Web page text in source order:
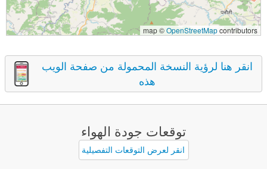
map ©OpenStreetMapcontributors
انقر هنا لرؤية النسخة المحمولة من صفحة الويب
هذه
توقعات جودة الهواء
انقر لعرض التوقعات التفصيلية